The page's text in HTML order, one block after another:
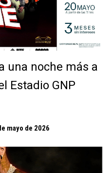
una noche más a
Estadio GNP
mayo de 2026